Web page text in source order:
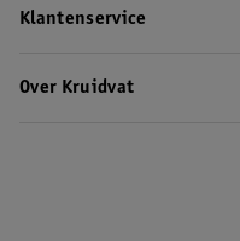
Klantenservice
Over Kruidvat